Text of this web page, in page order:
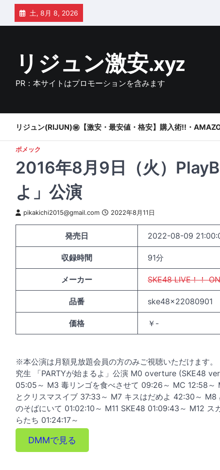
Skip
content
土, 8月 8, 2026
リジュン激安.xyz
PR：本サイトはプロモーションを含みます
リジュン(RIJUN)㊙【激安・最安値・格安】購入術!!・
ボメック
2016年8月9日（火）
よ」公演
pikakichi2015@gmail.com 2022年8月11日
発売日 2022-08-09
収録時間 91分
メーカー SKE48 LIVE！！
品番 ske48x22080901
価格 ￥-
※本公演は月額見放題会員の方のみご視聴いただけます
究生 「PARTYが始まるよ」公演 M0 overture (SKE48
05:05～ M3 毒リンゴを食べさせて 09:26～ MC 12:58
とクリスマスイブ 37:33～ M7 キスはだめよ 42:30～
のそばにいて 01:02:10～ M11 SKE48 01:09:43～ M12
らたち 01:24:17～
DMMで見る